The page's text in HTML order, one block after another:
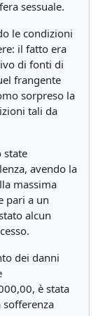
sessuale.
le condizioni
il fatto era
di fonti di
frangente
sorpreso la
tali da
state
avendo la
massima
pari a un
alcun
dei danni
è stata